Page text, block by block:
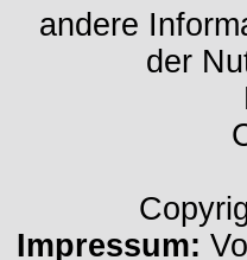
andere
der
Impressum: